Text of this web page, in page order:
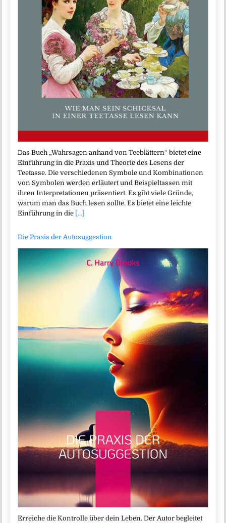
Das Buch „Wahrsagen anhand von Teeblättern“ bietet eine
Einführung in die Praxis und Theorie des Lesens der
Teetasse. Die verschiedenen Symbole und Kombinationen
von Symbolen werden erläutert und Beispieltassen mit
ihren Interpretationen präsentiert. Es gibt viele Gründe,
warum man das Buch lesen sollte. Es bietet eine leichte
Einführung in die [...]
Die Praxis der Autosuggestion
Erreiche die Kontrolle über dein Leben. Der Autor begleitet